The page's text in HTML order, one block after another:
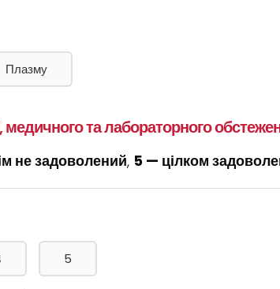
Плазму
медичного та лабораторного
не задоволений, 5 — цілком
5